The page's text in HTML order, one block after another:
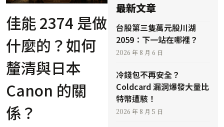
佳能 2374 是做
什麼的？如何
釐清與日本
Canon 的關
係？
最新文章
台股第三隻萬元股川湖
2059：下一站在哪裡？
2026 年 8 月 6 日
冷錢包不再安全？
Coldcard 漏洞爆發大量比
特幣遭駭！
2026 年 8 月 5 日